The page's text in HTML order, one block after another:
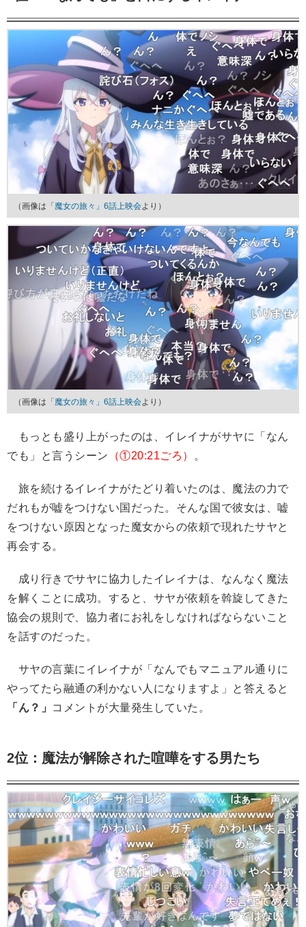
（画像は 「魔女の旅々」6話上映会より）
（画像は 「魔女の旅々」6話上映会より）
もっとも盛り上がったのは、イレイナがサヤに「なん
でも」と言うシーン （①20:21ごろ） 。
旅を続けるイレイナがたどり着いたのは、魔法の力で
だれもが嘘をつけない国だった。そんな国で彼女は、嘘
をつけない原因となった魔女からの依頼で現れたサヤと
再会する。
成り行きでサヤに協力したイレイナは、なんなく魔法
を解くことに成功。すると、サヤが依頼を斡旋してきた
協会の規則で、協力者にお礼をしなければならないこと
を話すのだった。
サヤの言葉にイレイナが「なんでもマニュアル通りに
やってたら融通の利かない人になりますよ」と答えると
「ん？」
コメントが大量発生していた。
2位：魔法が解除された喧嘩をする男たち